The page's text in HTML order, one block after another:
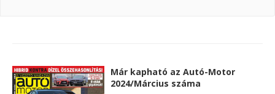
Már kapható az Autó-Motor
2024/Március száma